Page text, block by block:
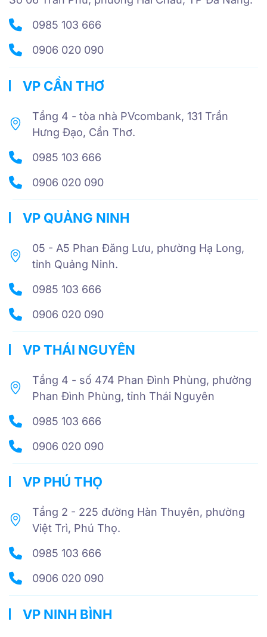
0985 103 666
0906 020 090
VP CẦN THƠ
Tầng 4 - tòa nhà PVcombank, 131 Trần
Hưng Đạo, Cần Thơ.
0985 103 666
0906 020 090
VP QUẢNG NINH
05 - A5 Phan Đăng Lưu, phường Hạ Long,
tỉnh Quảng Ninh.
0985 103 666
0906 020 090
VP THÁI NGUYÊN
Tầng 4 - số 474 Phan Đình Phùng, phường
Phan Đình Phùng, tỉnh Thái Nguyên
0985 103 666
0906 020 090
VP PHÚ THỌ
Tầng 2 - 225 đường Hàn Thuyên, phường
Việt Trì, Phú Thọ.
0985 103 666
0906 020 090
VP NINH BÌNH